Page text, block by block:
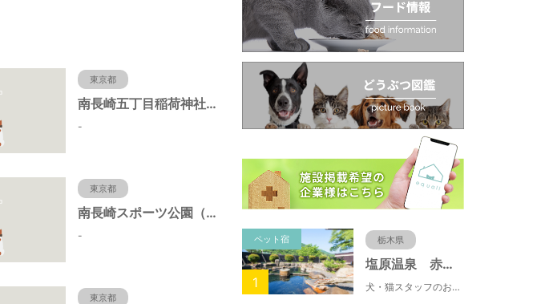
東京都
南長崎五丁目稲荷神社境内仮児童遊園（東京都豊島区）
-
東京都
南長崎スポーツ公園（東京都豊島区）
-
東京都
ペット宿 栃木県
塩原温泉 赤沢温泉旅館
犬・猫スタッフのおもてニャしが魅力のひとつ♪大自然に囲まれた隠れ家的宿で癒やしの休日を。
1